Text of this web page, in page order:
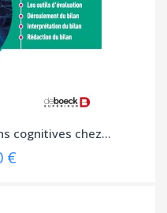
cognitives chez...
€